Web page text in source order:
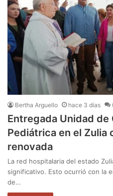
Bertha Arguello hace 3 días
Entregada Unidad
Pediátrica en el Zulia
renovada
La red hospitalaria del estado
significativo. Esto ocurrió con la
de…